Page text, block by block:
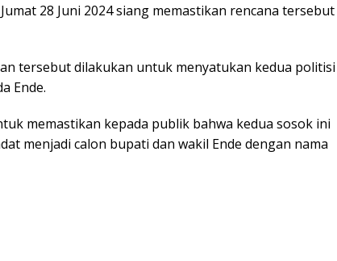
28 Juni 2024 siang memastikan rencana tersebut
tersebut dilakukan untuk menyatukan kedua politisi
Ende.
memastikan kepada publik bahwa kedua sosok ini
menjadi calon bupati dan wakil Ende dengan nama